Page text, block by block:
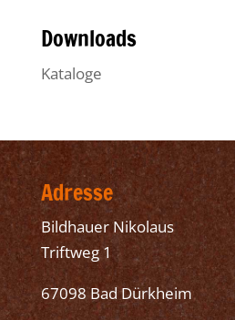
Downloads
Kataloge
Adresse
Bildhauer Nikolaus
Triftweg 1
67098 Bad Dürkheim